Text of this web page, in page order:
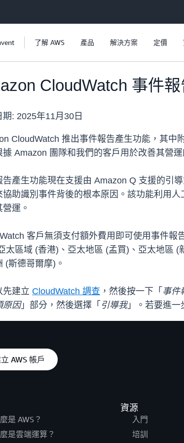
了解 AWS 產品 解決方案 定價
CloudWatch 事件
期: 2025年11月30日
CloudWatch 推出事件報告產生功能，其中
據 Amazon 團隊和我們的客戶用於改善其營
告產生功能現在支援由 Amazon Q 支援的引
協助識別事件背後的根本原因。該功能利用
運。
客戶無須支付額外費用即可使用事件
太區域 (香港)、亞太地區 (孟買)、亞太地區
(斯德哥爾摩)。
先建立 CloudWatch 調查 ，然後按一下「 事件
原因」部分，然後選擇「 引導我」。若要進一
AWS 帳戶
是 AWS？
是雲端運算？
資源
入門
培訓